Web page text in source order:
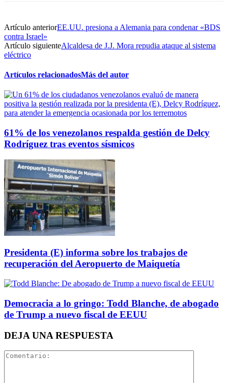
Artículo anteriorEE.UU. presiona a Alemania para condenar «BDS
contra Israel»
Artículo siguienteAlcaldesa de J.J. Mora repudia ataque al sistema
eléctrico
Artículos relacionadosMás del autor
61% de los venezolanos respalda gestión de Delcy
Rodríguez tras eventos sísmicos
Presidenta (E) informa sobre los trabajos de
recuperación del Aeropuerto de Maiquetía
Democracia a lo gringo: Todd Blanche, de abogado
de Trump a nuevo fiscal de EEUU
DEJA UNA RESPUESTA